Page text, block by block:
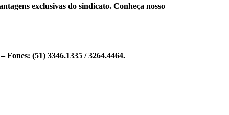
exclusivas do sindicato. Conheça nosso
Fones: (51) 3346.1335 / 3264.4464.